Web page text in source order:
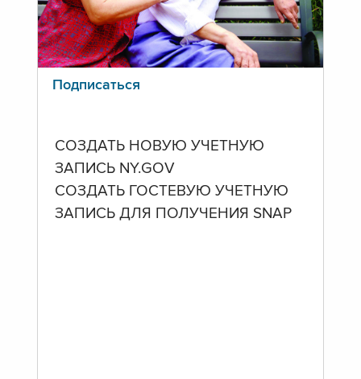
Подписаться
СОЗДАТЬ НОВУЮ УЧЕТНУЮ
ЗАПИСЬ NY.GOV
СОЗДАТЬ ГОСТЕВУЮ УЧЕТНУЮ
ЗАПИСЬ ДЛЯ ПОЛУЧЕНИЯ SNAP